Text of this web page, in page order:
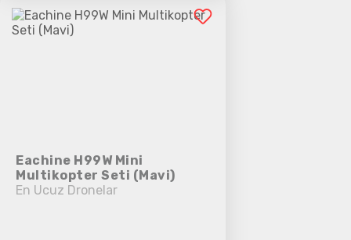
Eachine H99W Mini
Multikopter Seti (Mavi)
En Ucuz Dronelar